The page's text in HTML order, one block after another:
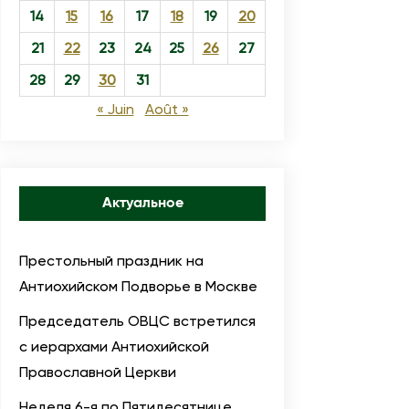
14
15 16 17 18 19
20
21
22 23 24 25 26
27
28
29 30
31
« Juin
Août »
Актуальное
Престольный праздник на
Антиохийском Подворье в Москве
Председатель ОВЦС встретился
с иерархами Антиохийской
Православной Церкви